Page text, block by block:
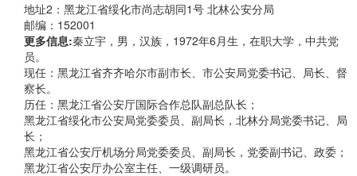
地址2：黑龙江省绥化市尚志胡同1号 北林公安分局
邮编：152001
更多信息:秦立宇，男，汉族，1972年6月生，在职大学，中共党
员。
现任：黑龙江省齐齐哈尔市副市长、市公安局党委书记、局长、督
察长。
历任：黑龙江省公安厅国际合作总队副总队长；
黑龙江省绥化市公安局党委委员、副局长，北林分局党委书记、局
长；
黑龙江省公安厅机场分局党委委员、副局长，党委副书记、政委；
黑龙江省公安厅办公室主任、一级调研员。